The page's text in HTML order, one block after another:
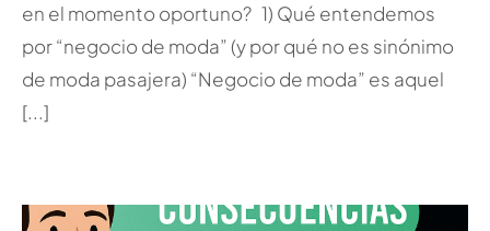
en el momento oportuno? 1) Qué entendemos
por “negocio de moda” (y por qué no es sinónimo
de moda pasajera) “Negocio de moda” es aquel
[...]